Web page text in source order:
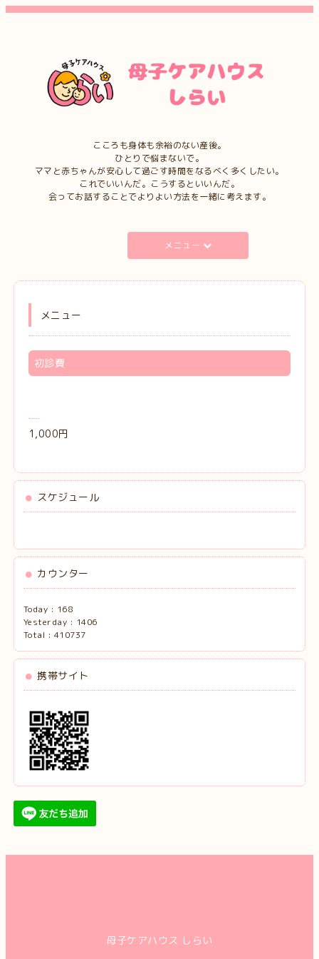
こころも身体も余裕のない産後。
ひとりで悩まないで。
ママと赤ちゃんが安心して過ごす時間をなるべく多くしたい。
これでいいんだ。こうするといいんだ。
会ってお話することでよりよい方法を一緒に考えます。
メニュー
メニュー
初診費
1,000円
スケジュール
カウンター
Today : 168
Yesterday : 1406
Total : 410737
携帯サイト
母子ケアハウス しらい